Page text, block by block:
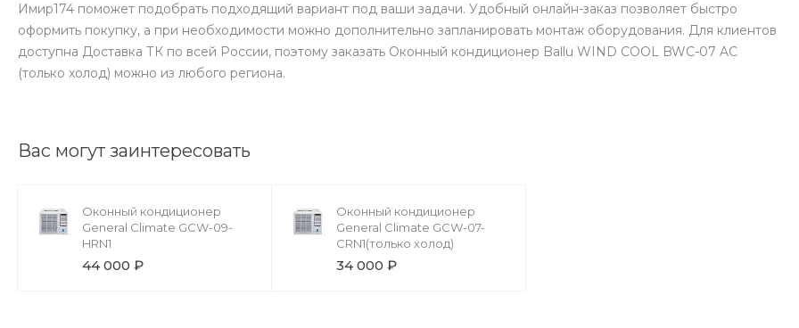
Имир174 поможет подобрать подходящий вариант под ваши задачи. Удобный онлайн-заказ позволяет быстро
оформить покупку, а при необходимости можно дополнительно запланировать монтаж оборудования. Для клиентов
доступна Доставка ТК по всей России, поэтому заказать Оконный кондиционер Ballu WIND COOL BWC-07 AC
(только холод) можно из любого региона.
Вас могут заинтересовать
Оконный кондиционер
General Climate GCW-09-
HRN1
44 000 ₽
Оконный кондиционер
General Climate GCW-07-
CRN1(только холод)
34 000 ₽